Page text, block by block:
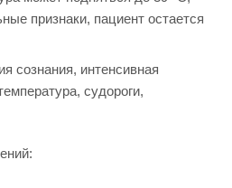
признаки, пациент остается
сознания, интенсивная
судороги,